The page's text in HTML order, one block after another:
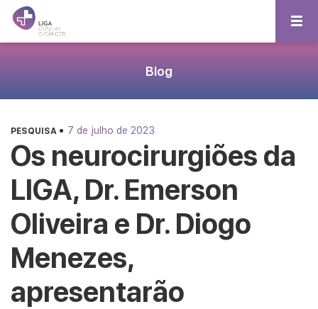
Blog
PESQUISA • 7 de julho de 2023
Os neurocirurgiões da
LIGA, Dr. Emerson
Oliveira e Dr. Diogo
Menezes,
apresentarão